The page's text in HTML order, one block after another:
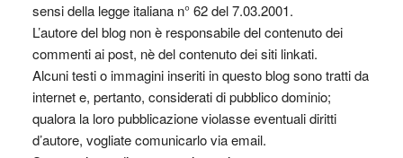
sensi della legge italiana n° 62 del 7.03.2001.
L’autore del blog non è responsabile del contenuto dei
commenti ai post, nè del contenuto dei siti linkati.
Alcuni testi o immagini inseriti in questo blog sono tratti da
internet e, pertanto, considerati di pubblico dominio;
qualora la loro pubblicazione violasse eventuali diritti
d’autore, vogliate comunicarlo via email.